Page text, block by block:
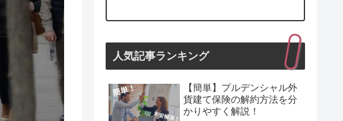
人気記事ランキング
【簡単】プルデンシャル外
貨建て保険の解約方法を分
かりやすく解説！